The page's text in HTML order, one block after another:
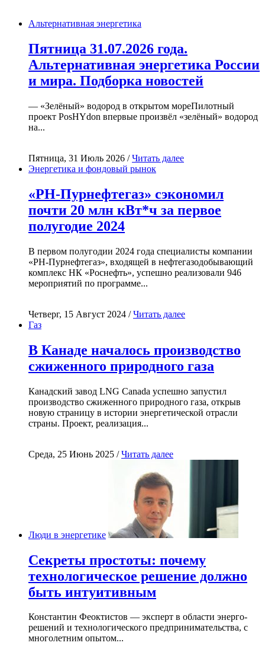
Альтернативная энергетика
Пятница 31.07.2026 года.
Альтернативная энергетика России
и мира. Подборка новостей
— «Зелёный» водород в открытом мореПилотный
проект PosHYdon впервые произвёл «зелёный» водород
на...
Пятница, 31 Июль 2026 /Читать далее
Энергетика и фондовый рынок
«РН-Пурнефтегаз» сэкономил
почти 20 млн кВт*ч за первое
полугодие 2024
В первом полугодии 2024 года специалисты компании
«РН-Пурнефтегаз», входящей в нефтегазодобывающий
комплекс НК «Роснефть», успешно реализовали 946
мероприятий по программе...
Четверг, 15 Август 2024 /Читать далее
Газ
В Канаде началось производство
сжиженного природного газа
Канадский завод LNG Canada успешно запустил
производство сжиженного природного газа, открыв
новую страницу в истории энергетической отрасли
страны. Проект, реализация...
Среда, 25 Июнь 2025 /Читать далее
Люди в энергетике
Секреты простоты: почему
технологическое решение должно
быть интуитивным
Константин Феоктистов — эксперт в области энерго-
решений и технологического предпринимательства, с
многолетним опытом...